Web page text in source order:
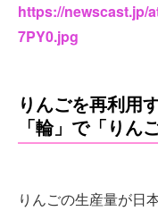
https://newscast.jp/
7PY0.jpg
りんごを再利用
「輪」で「りん
りんごの生産量が日